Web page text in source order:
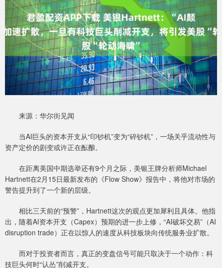
来源：华尔街见闻
当AI巨头的资本开支从“印钞机”变为“碎钞机”，一场关乎流动性与
资产定价的剧变或许正在酝酿。
在距离美国中期选举还有9个月之际，美银王牌分析师Michael
Hartnett在2月15日最新发布的《Flow Show》报告中，将他对市场的
警告提升到了一个新的层级。
相比三天前的“预警”，Hartnett这次的观点更加犀利且具体。他指
出，随着AI资本开支（Capex）预期的进一步上修，“AI破坏交易”（AI
disruption trade）正在以惊人的速度从科技板块向传统服务业扩散。
而对于投资者而言，真正的变盘信号可能只取决于一个动作：科
技巨头何时“认怂”削减开支。